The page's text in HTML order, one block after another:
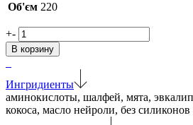
Об'єм 220
+- Количество
товара
Кондиционер
Abreeze
Natural
Organic
В корзину
Ингридиенты
аминокислоты, шалфей, мята,
кокоса, масло нейроли, без силиконов